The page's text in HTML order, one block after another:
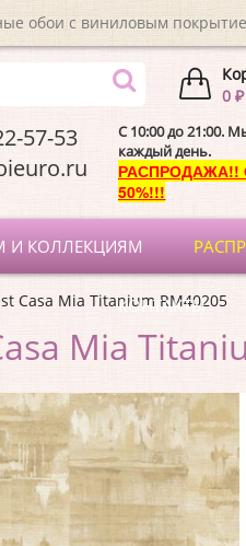
обои с виниловым
0 ₽
57-53
C 10:00 до 21:00.
каждый день.
РАСПРОДАЖА!!
50%!!!
И КОЛЛЕКЦИЯМ
КОНТАКТЫ
Casa Mia Titanium RM40205
Mia